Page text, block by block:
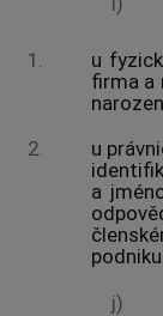
1.
u
firma a
2.
u
a
j)